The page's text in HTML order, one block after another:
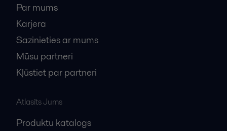
Par mums
Karjera
Sazinieties ar mums
Mūsu partneri
Kļūstiet par partneri
Atlasīts Jums
Produktu katalogs